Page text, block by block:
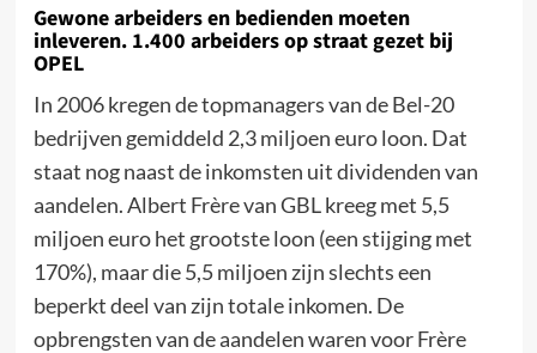
Gewone arbeiders en bedienden moeten
inleveren. 1.400 arbeiders op straat gezet bij
OPEL
In 2006 kregen de topmanagers van de Bel-20
bedrijven gemiddeld 2,3 miljoen euro loon. Dat
staat nog naast de inkomsten uit dividenden van
aandelen. Albert Frère van GBL kreeg met 5,5
miljoen euro het grootste loon (een stijging met
170%), maar die 5,5 miljoen zijn slechts een
beperkt deel van zijn totale inkomen. De
opbrengsten van de aandelen waren voor Frère